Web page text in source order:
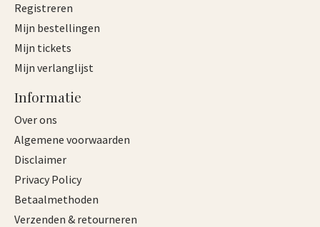
Registreren
Mijn bestellingen
Mijn tickets
Mijn verlanglijst
Informatie
Over ons
Algemene voorwaarden
Disclaimer
Privacy Policy
Betaalmethoden
Verzenden & retourneren